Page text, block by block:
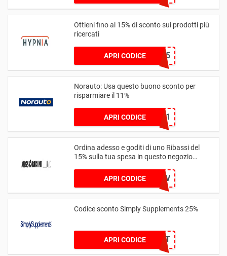
Ottieni fino al 15% di sconto sui prodotti più
ricercati
APRI CODICESALDI15
Norauto: Usa questo buono sconto per
risparmiare il 11%
APRI CODICEMAMMA11
Ordina adesso e goditi di uno Ribassi del
15% sulla tua spesa in questo negozio
APRI CODICEMISSADV
Codice sconto Simply Supplements 25%
APRI CODICE M25IT